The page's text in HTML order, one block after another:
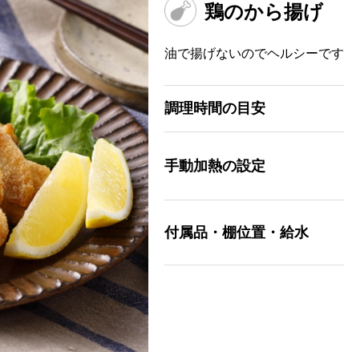
鶏のから揚げ
油で揚げないのでヘルシーで
調理時間の目安
手動加熱の設定
付属品・棚位置・給水